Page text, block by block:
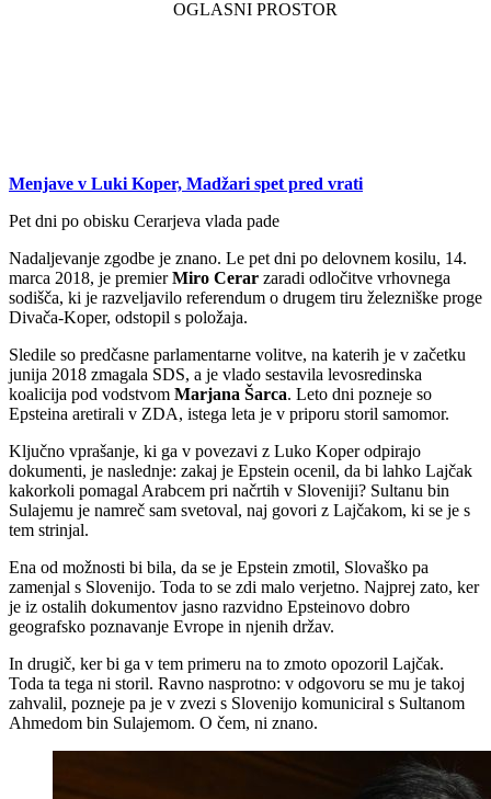
Menjave v Luki Koper, Madžari spet pred vrati
Pet dni po obisku Cerarjeva vlada pade
Nadaljevanje zgodbe je znano. Le pet dni po delovnem kosilu, 14.
marca 2018, je premierMiro Cerar zaradi odločitve vrhovnega
sodišča, ki je razveljavilo referendum o drugem tiru železniške proge
Divača-Koper, odstopil s položaja.
Sledile so predčasne parlamentarne volitve, na katerih je v začetku
junija 2018 zmagala SDS, a je vlado sestavila levosredinska
koalicija pod vodstvom Marjana Šarca. Leto dni pozneje so
Epsteina aretirali v ZDA, istega leta je v priporu storil samomor.
Ključno vprašanje, ki ga v povezavi z Luko Koper odpirajo
dokumenti, je naslednje: zakaj je Epstein ocenil, da bi lahko Lajčak
kakorkoli pomagal Arabcem pri načrtih v Sloveniji? Sultanu bin
Sulajemu je namreč sam svetoval, naj govori z Lajčakom, ki se je s
tem strinjal.
Ena od možnosti bi bila, da se je Epstein zmotil, Slovaško pa
zamenjal s Slovenijo. Toda to se zdi malo verjetno. Najprej zato, ker
je iz ostalih dokumentov jasno razvidno Epsteinovo dobro
geografsko poznavanje Evrope in njenih držav.
In drugič, ker bi ga v tem primeru na to zmoto opozoril Lajčak.
Toda ta tega ni storil. Ravno nasprotno: v odgovoru se mu je takoj
zahvalil, pozneje pa je v zvezi s Slovenijo komuniciral s Sultanom
Ahmedom bin Sulajemom. O čem, ni znano.